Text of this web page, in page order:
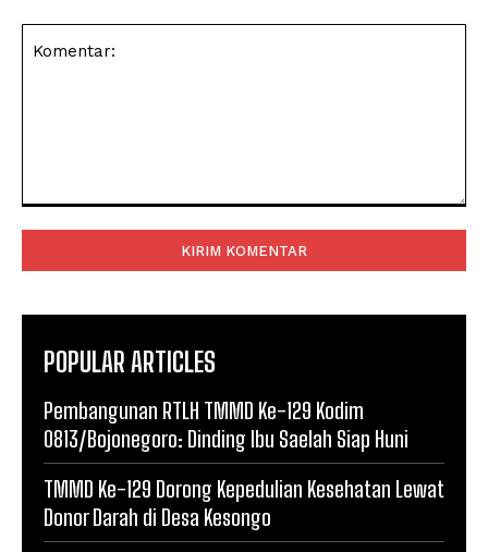
POPULAR ARTICLES
Pembangunan RTLH TMMD Ke-129 Kodim
0813/Bojonegoro: Dinding Ibu Saelah Siap Huni
TMMD Ke-129 Dorong Kepedulian Kesehatan Lewat
Donor Darah di Desa Kesongo